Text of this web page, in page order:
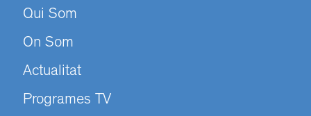
Qui Som
On Som
Actualitat
Programes TV